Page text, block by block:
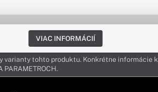
VIAC INFORMÁCIÍ
varianty tohto produktu. Konkrétne informácie k